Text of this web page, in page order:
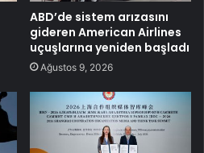
ABD’de sistem arızasını
gideren American Airlines
uçuşlarına yeniden başladı
Ağustos 9, 2026